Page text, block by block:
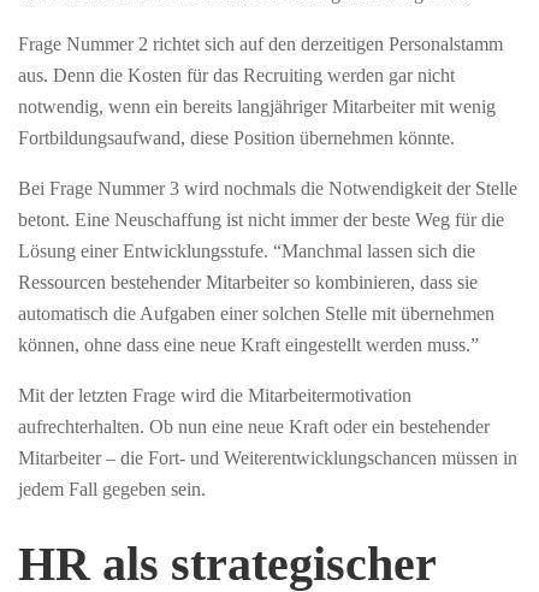
Frage Nummer 2 richtet sich auf den derzeitigen Personalstamm
aus. Denn die Kosten für das Recruiting werden gar nicht
notwendig, wenn ein bereits langjähriger Mitarbeiter mit wenig
Fortbildungsaufwand, diese Position übernehmen könnte.
Bei Frage Nummer 3 wird nochmals die Notwendigkeit der Stelle
betont. Eine Neuschaffung ist nicht immer der beste Weg für die
Lösung einer Entwicklungsstufe. “Manchmal lassen sich die
Ressourcen bestehender Mitarbeiter so kombinieren, dass sie
automatisch die Aufgaben einer solchen Stelle mit übernehmen
können, ohne dass eine neue Kraft eingestellt werden muss.”
Mit der letzten Frage wird die Mitarbeitermotivation
aufrechterhalten. Ob nun eine neue Kraft oder ein bestehender
Mitarbeiter – die Fort- und Weiterentwicklungschancen müssen in
jedem Fall gegeben sein.
HR als strategischer